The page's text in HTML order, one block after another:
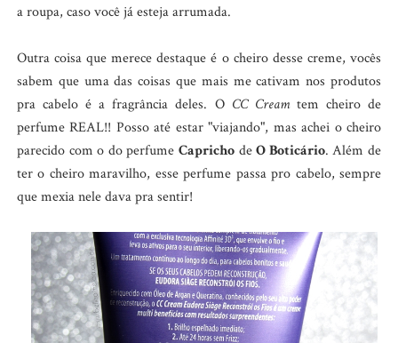
a roupa, caso você já esteja arrumada.
Outra coisa que merece destaque é o cheiro desse creme, vocês
sabem que uma das coisas que mais me cativam nos produtos
pra cabelo é a fragrância deles. O CC Creamtem cheiro de
perfume REAL!! Posso até estar "viajando", mas achei o cheiro
parecido com o do perfume Capricho deO Boticário. Além de
ter o cheiro maravilho, esse perfume passa pro cabelo, sempre
que mexia nele dava pra sentir!